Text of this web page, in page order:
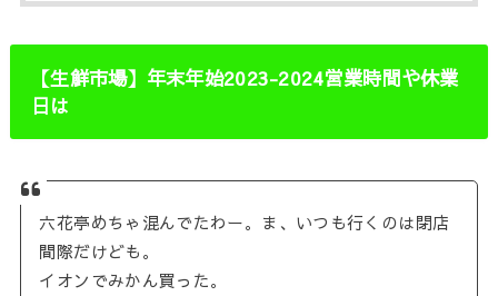
【生鮮市場】年末年始2023-2024営業時間や休業
日は
六花亭めちゃ混んでたわー。ま、いつも行くのは閉店
間際だけども。
イオンでみかん買った。